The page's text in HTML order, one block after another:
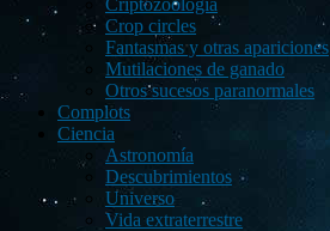
Criptozoología
Crop circles
Fantasmas y otras apariciones
Mutilaciones de ganado
Otros sucesos paranormales
Complots
Ciencia
Astronomía
Descubrimientos
Universo
Vida extraterrestre